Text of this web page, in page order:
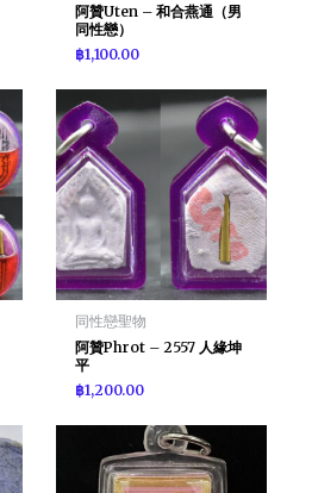
阿贊Uten – 和合燕通（男
同性戀）
฿1,100.00
同性戀聖物
阿贊Phrot – 2557 人緣坤
平
฿1,200.00